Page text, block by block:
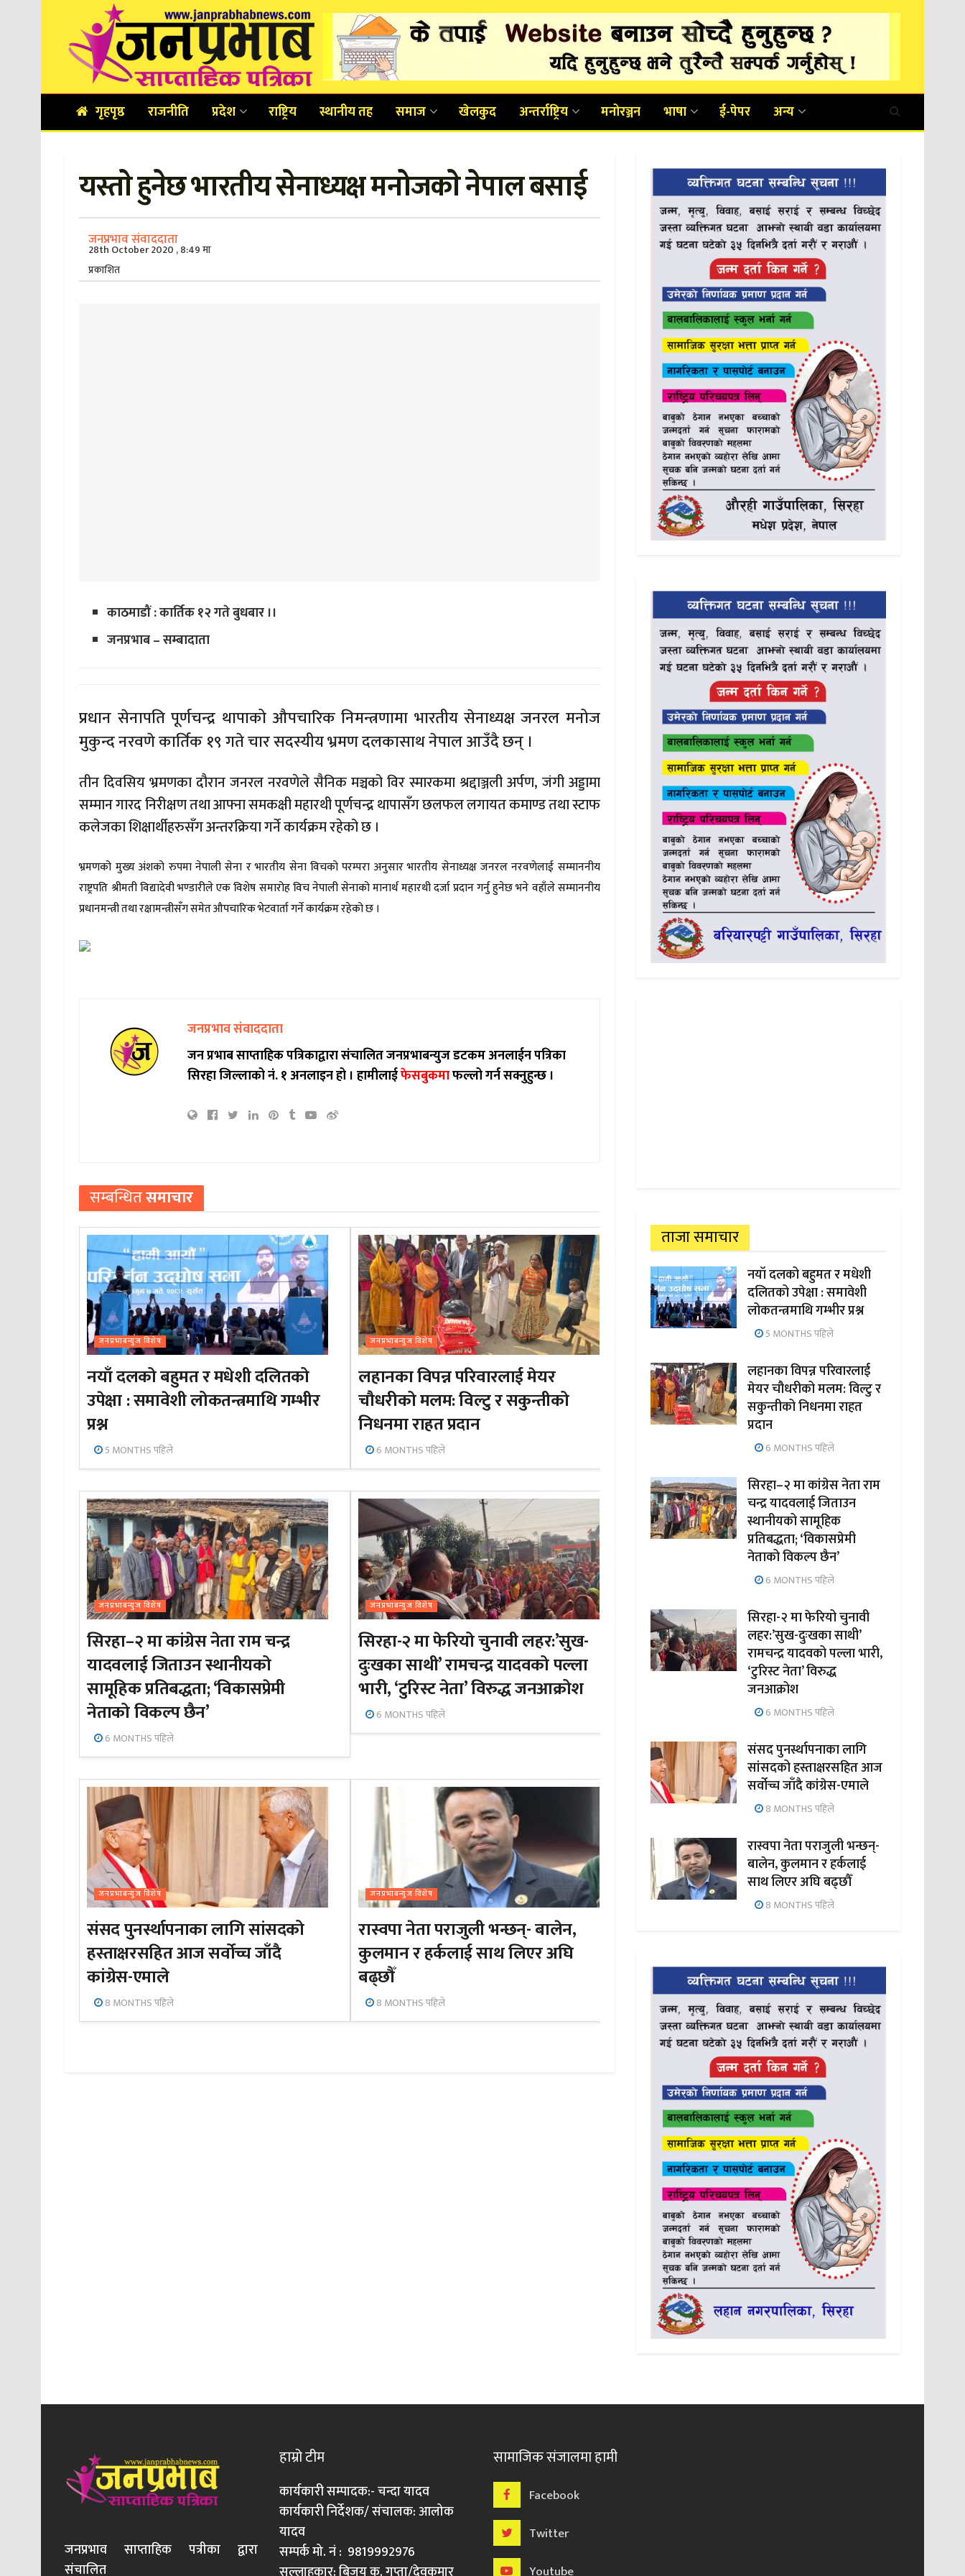
गृहपृष्ठ राजनीति प्रदेश राष्ट्रिय स्थानीय तह समाज खेलकुद अन्तर्राष्ट्रिय मनोरञ्जन भाषा ई-पेपर अन्य
यस्ताे हुनेछ भारतीय सेनाध्यक्ष मनोजकाे नेपाल बसाई
जनप्रभाव संवाददाता
28th October 2020 , 8:49 मा
प्रकाशित
काठमाडौं : कार्तिक १२ गते बुधबार ।।
जनप्रभाब – सम्बादाता
प्रधान सेनापति पूर्णचन्द्र थापाको औपचारिक निमन्त्रणामा भारतीय सेनाध्यक्ष जनरल मनोज
मुकुन्द नरवणे कार्तिक १९ गते चार सदस्यीय भ्रमण दलकासाथ नेपाल आउँदै छन् ।
तीन दिवसिय भ्रमणका दौरान जनरल नरवणेले सैनिक मञ्चको विर स्मारकमा श्रद्दाञ्जली अर्पण, जंगी अड्डामा
सम्मान गारद निरीक्षण तथा आफ्ना समकक्षी महारथी पूर्णचन्द्र थापासँग छलफल लगायत कमाण्ड तथा स्टाफ
कलेजका शिक्षार्थीहरुसँग अन्तरक्रिया गर्ने कार्यक्रम रहेको छ ।
भ्रमणको मुख्य अंशको रुपमा नेपाली सेना र भारतीय सेना विचको परम्परा अनुसार भारतीय सेनाध्यक्ष जनरल नरवणेलाई सम्माननीय
राष्ट्रपति श्रीमती विद्यादेवी भण्डारीले एक विशेष समारोह विच नेपाली सेनाको मानार्थ महारथी दर्जा प्रदान गर्नु हुनेछ भने वहाँले सम्माननीय
प्रधानमन्त्री तथा रक्षामन्त्रीसँग समेत औपचारिक भेटवार्ता गर्ने कार्यक्रम रहेको छ ।
जनप्रभाव संवाददाता
जन प्रभाब साप्ताहिक पत्रिकाद्वारा संचालित जनप्रभाबन्युज डटकम अनलाईन पत्रिका
सिरहा जिल्लाको नं. १ अनलाइन हो ।हामीलाईफेसबुकमाफल्लो गर्न सक्नुहुन्छ ।
सम्बन्धितसमाचार
जनप्रभाबन्युज विशेष
नयाँ दलको बहुमत र मधेशी दलितको
उपेक्षा : समावेशी लोकतन्त्रमाथि गम्भीर
प्रश्न
5 MONTHS पहिले
जनप्रभाबन्युज विशेष
लहानका विपन्न परिवारलाई मेयर
चौधरीको मलम: विल्टु र सकुन्तीको
निधनमा राहत प्रदान
6 MONTHS पहिले
जनप्रभाबन्युज विशेष
सिरहा–२ मा कांग्रेस नेता राम चन्द्र
यादवलाई जिताउन स्थानीयको
सामूहिक प्रतिबद्धता; ‘विकासप्रेमी
नेताको विकल्प छैन’
6 MONTHS पहिले
जनप्रभाबन्युज विशेष
सिरहा-२ मा फेरियो चुनावी लहर:’सुख-
दुःखका साथी’ रामचन्द्र यादवको पल्ला
भारी, ‘टुरिस्ट नेता’ विरुद्ध जनआक्रोश
6 MONTHS पहिले
जनप्रभाबन्युज विशेष
संसद पुनर्स्थापनाका लागि सांसदको
हस्ताक्षरसहित आज सर्वोच्च जाँदै
कांग्रेस-एमाले
8 MONTHS पहिले
जनप्रभाबन्युज विशेष
रास्वपा नेता पराजुली भन्छन्- बालेन,
कुलमान र हर्कलाई साथ लिएर अघि
बढ्छौँ
8 MONTHS पहिले
ताजा समाचार
नयाँ दलको बहुमत र मधेशी
दलितको उपेक्षा : समावेशी
लोकतन्त्रमाथि गम्भीर प्रश्न
5 MONTHS पहिले
लहानका विपन्न परिवारलाई
मेयर चौधरीको मलम: विल्टु र
सकुन्तीको निधनमा राहत
प्रदान
6 MONTHS पहिले
सिरहा–२ मा कांग्रेस नेता राम
चन्द्र यादवलाई जिताउन
स्थानीयको सामूहिक
प्रतिबद्धता; ‘विकासप्रेमी
नेताको विकल्प छैन’
6 MONTHS पहिले
सिरहा-२ मा फेरियो चुनावी
लहर:’सुख-दुःखका साथी’
रामचन्द्र यादवको पल्ला भारी,
‘टुरिस्ट नेता’ विरुद्ध
जनआक्रोश
6 MONTHS पहिले
संसद पुनर्स्थापनाका लागि
सांसदको हस्ताक्षरसहित आज
सर्वोच्च जाँदै कांग्रेस-एमाले
8 MONTHS पहिले
रास्वपा नेता पराजुली भन्छन्-
बालेन, कुलमान र हर्कलाई
साथ लिएर अघि बढ्छौँ
8 MONTHS पहिले
जनप्रभाव साप्ताहिक पत्रीका द्वारा
संचालित
हाम्रो टीम
कार्यकारी सम्पादक:- चन्दा यादव
कार्यकारी निर्देशक/ संचालक: आलोक
यादव
सम्पर्क मो. नं : 9819992976
सामाजिक संजालमा हामी
Facebook
Twitter
Youtube